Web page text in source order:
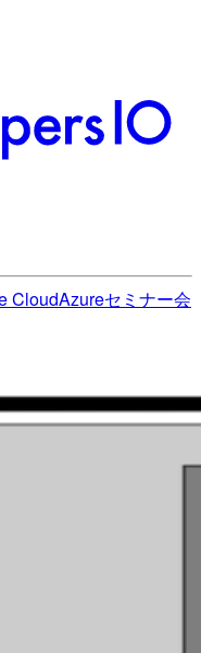
CloudAzureセミナー会